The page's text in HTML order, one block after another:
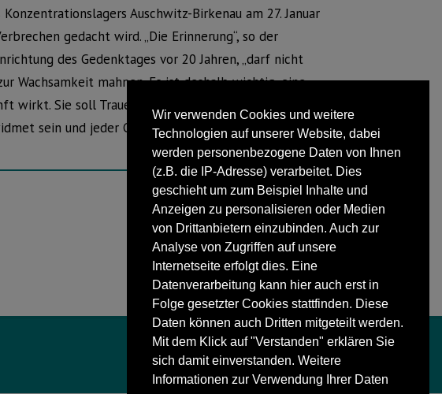
Wir verwenden Cookies und weitere
Technologien auf unserer Website, dabei
werden personenbezogene Daten von Ihnen
(z.B. die IP-Adresse) verarbeitet. Dies
geschieht um zum Beispiel Inhalte und
Anzeigen zu personalisieren oder Medien
von Drittanbietern einzubinden. Auch zur
Analyse von Zugriffen auf unsere
Internetseite erfolgt dies. Eine
Datenverarbeitung kann hier auch erst in
Folge gesetzter Cookies stattfinden. Diese
Daten können auch Dritten mitgeteilt werden.
Mit dem Klick auf "Verstanden" erklären Sie
sich damit einverstanden. Weitere
Informationen zur Verwendung Ihrer Daten
Auschwitz-Birkenau am 27. Januar
gedacht wird. „Die Erinnerung“, so der
des Gedenktages vor 20 Jahren, „darf nicht
Wachsamkeit mahnen. Es ist deshalb wichtig, eine
wirkt. Sie soll Trauer über Leid und Verlust
sein und jeder Gefahr der Wiederholung
Anna Monz bleibt bis Mitte 2018